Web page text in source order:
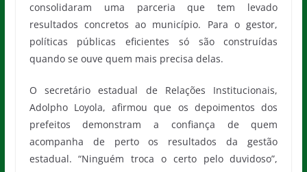
consolidaram uma parceria que tem levado
resultados concretos ao município. Para o gestor,
políticas públicas eficientes só são construídas
quando se ouve quem mais precisa delas.
O secretário estadual de Relações Institucionais,
Adolpho Loyola, afirmou que os depoimentos dos
prefeitos demonstram a confiança de quem
acompanha de perto os resultados da gestão
estadual. “Ninguém troca o certo pelo duvidoso”,